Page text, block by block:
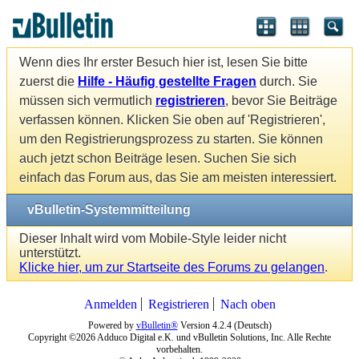
Wenn dies Ihr erster Besuch hier ist, lesen Sie bitte
zuerst die Hilfe - Häufig gestellte Fragen durch. Sie
müssen sich vermutlich registrieren, bevor Sie Beiträge
verfassen können. Klicken Sie oben auf 'Registrieren',
um den Registrierungsprozess zu starten. Sie können
auch jetzt schon Beiträge lesen. Suchen Sie sich
einfach das Forum aus, das Sie am meisten interessiert.
vBulletin-Systemmitteilung
Dieser Inhalt wird vom Mobile-Style leider nicht
unterstützt.
Klicke hier, um zur Startseite des Forums zu gelangen.
Anmelden Registrieren Nach oben
Powered by vBulletin®Version 4.2.4 (Deutsch)
Copyright ©2026 Adduco Digital e.K. und vBulletin Solutions, Inc. Alle Rechte
vorbehalten.